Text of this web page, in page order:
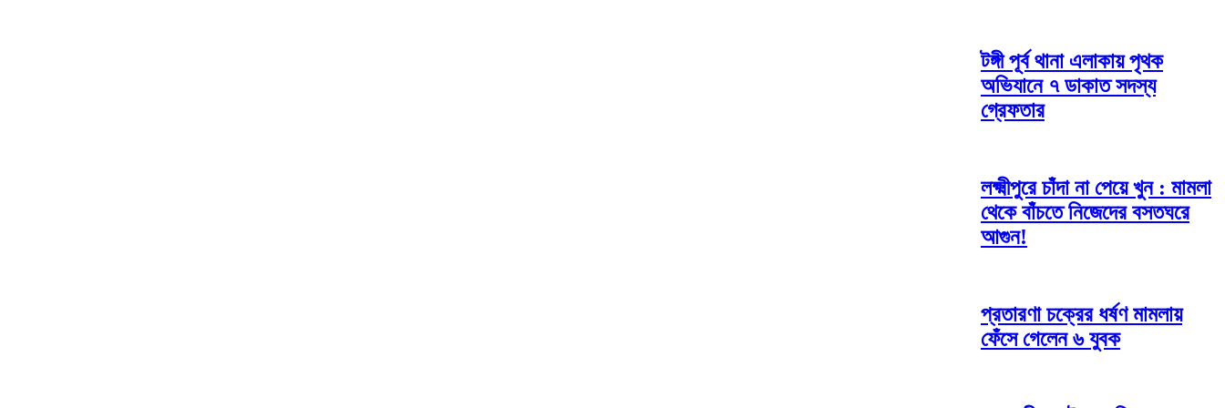
টঙ্গী পূর্ব থানা এলাকায় পৃথক
অভিযানে ৭ ডাকাত সদস্য
গ্রেফতার
লক্ষ্মীপুরে চাঁদা না পেয়ে খুন : মামলা
থেকে বাঁচতে নিজেদের বসতঘরে
আগুন!
প্রতারণা চক্রের ধর্ষণ মামলায়
ফেঁসে গেলেন ৬ যুবক